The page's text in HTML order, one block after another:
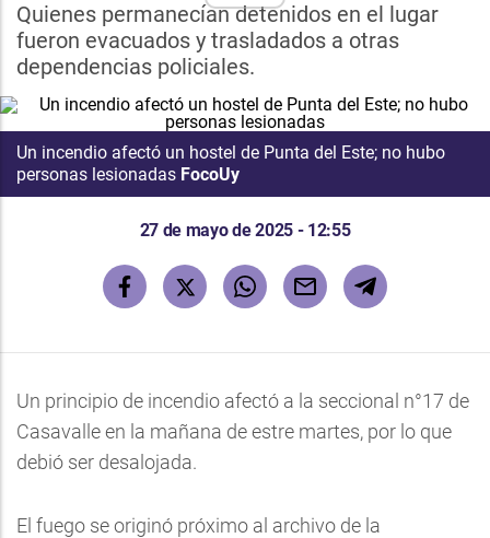
Quienes permanecían detenidos en el lugar
fueron evacuados y trasladados a otras
dependencias policiales.
Un incendio afectó un hostel de Punta del Este; no hubo
personas lesionadas FocoUy
27 de mayo de 2025 - 12:55
Un principio de incendio afectó a la seccional n°17 de
Casavalle en la mañana de estre martes, por lo que
debió ser desalojada.
El fuego se originó próximo al archivo de la